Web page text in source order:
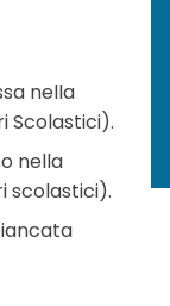
nella
Scolastici).
nella
scolastici).